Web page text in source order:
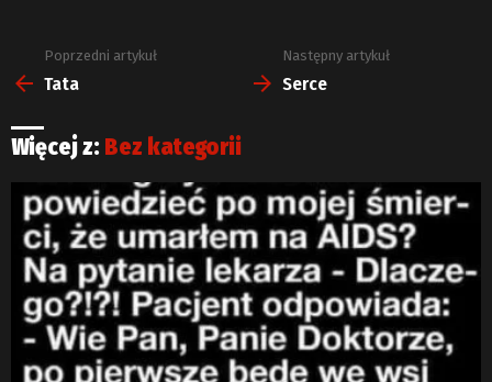
Zobacz
więcej
Poprzedni artykuł
Tata
Następny artykuł
Serce
Więcej z: Bez kategorii